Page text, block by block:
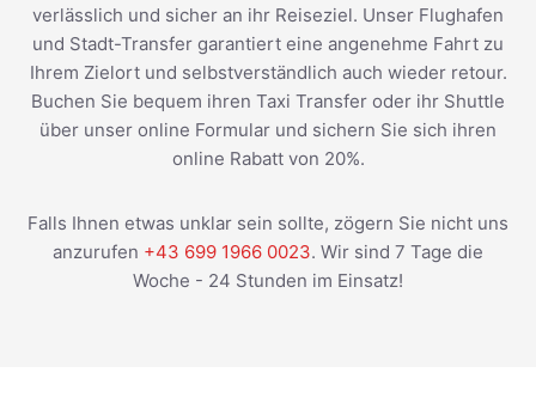
verlässlich und sicher an ihr Reiseziel. Unser Flughafen
und Stadt-Transfer garantiert eine angenehme Fahrt zu
Ihrem Zielort und selbstverständlich auch wieder retour.
Buchen Sie bequem ihren Taxi Transfer oder ihr Shuttle
über unser online Formular und sichern Sie sich ihren
online Rabatt von 20%.
Falls Ihnen etwas unklar sein sollte, zögern Sie nicht uns
anzurufen +43 699 1966 0023. Wir sind 7 Tage die
Woche - 24 Stunden im Einsatz!